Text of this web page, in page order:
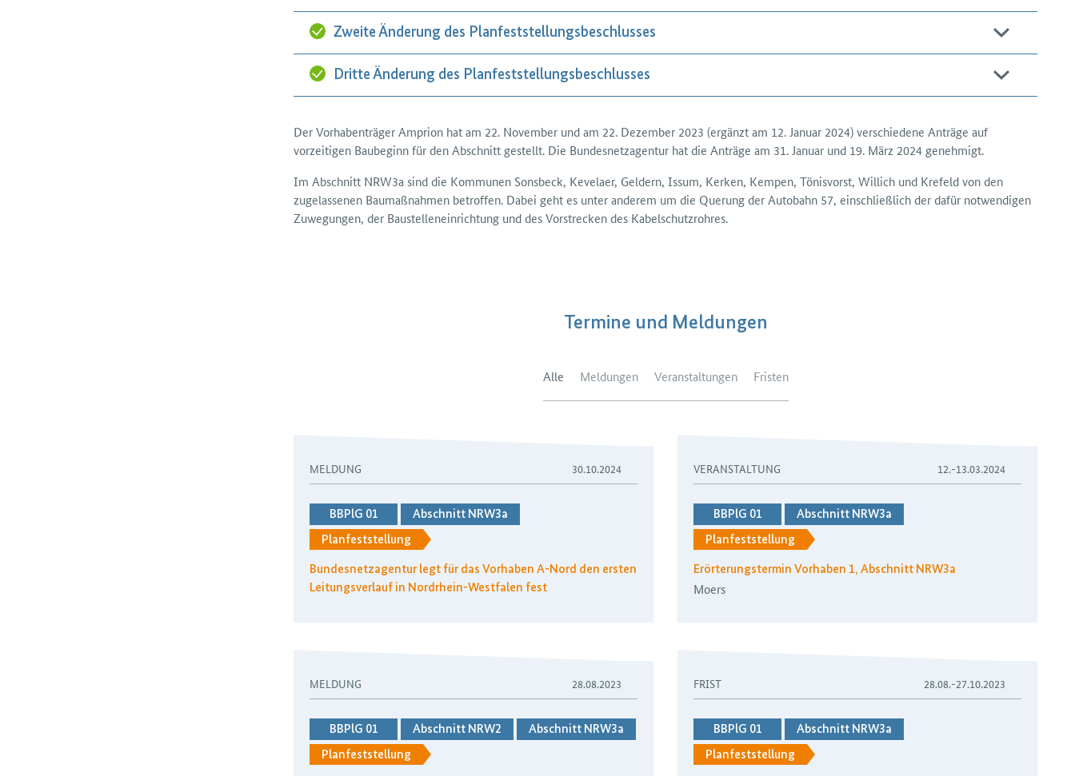
Zweite Änderung des Planfeststellungsbeschlusses
Dritte Änderung des Planfeststellungsbeschlusses
Der Vorhabenträger Amprion hat am 22. November und am 22. Dezember 2023 (ergänzt am 12. Januar 2024) verschiedene Anträge auf
vorzeitigen Bau­beginn für den Abschnitt gestellt. Die Bundes­netz­agentur hat die Anträge am 31. Januar und 19. März 2024 genehmigt.
Im Abschnitt NRW3a sind die Kommunen Sons­beck, Kevelaer, Geldern, Issum, Kerken, Kempen, Tönis­vorst, Willich und Krefeld von den
zugelassenen Bau­maß­nahmen betroffen. Dabei geht es unter anderem um die Querung der Auto­bahn 57, ein­schließlich der dafür not­wendigen
Zuwegungen, der Bau­stellen­einrichtung und des Vor­strecken des Kabel­schutz­rohres.
Termine und Meldungen
Alle Meldungen Veranstaltungen Fristen
MELDUNG 30.10.2024
BBPlG 01
Abschnitt NRW3a
Planfeststellung
Bundesnetzagentur legt für das Vorhaben A-Nord den ersten
Leitungsverlauf in Nordrhein-Westfalen fest
VERANSTALTUNG 12.-13.03.2024
BBPlG 01
Abschnitt NRW3a
Planfeststellung
Erörterungstermin Vorhaben 1, Abschnitt NRW3a
Moers
MELDUNG 28.08.2023
BBPlG 01 Abschnitt NRW2
Abschnitt NRW3a
Planfeststellung
FRIST 28.08.-27.10.2023
BBPlG 01
Abschnitt NRW3a
Planfeststellung